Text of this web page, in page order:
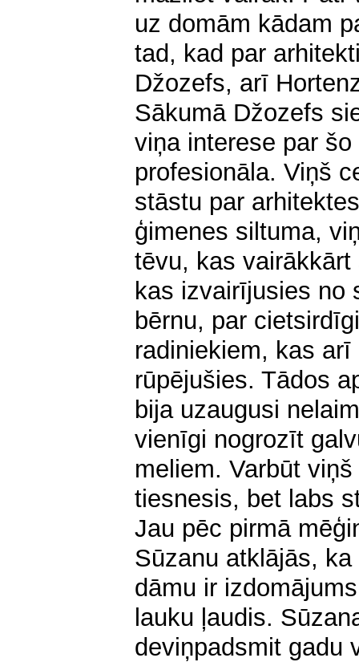
uz domām kādam
tad, kad par
Džozefs, arī
Sākumā Džozefs
viņa interese par
profesionāla. Viņš
stāstu par
ģimenes siltuma,
tēvu, kas
kas izvairījusies no
bērnu, par
radiniekiem, kas
rūpējušies. Tādos
bija uzaugusi
vienīgi nogrozīt
meliem. Varbūt
tiesnesis, bet labs
Jau pēc pirmā
Sūzanu atklājās,
dāmu ir
lauku ļaudis.
deviņpadsmit gadu